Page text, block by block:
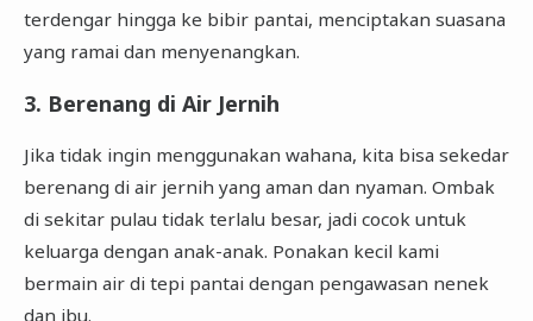
terdengar hingga ke bibir pantai, menciptakan suasana
yang ramai dan menyenangkan.
3. Berenang di Air Jernih
Jika tidak ingin menggunakan wahana, kita bisa sekedar
berenang di air jernih yang aman dan nyaman. Ombak
di sekitar pulau tidak terlalu besar, jadi cocok untuk
keluarga dengan anak-anak. Ponakan kecil kami
bermain air di tepi pantai dengan pengawasan nenek
dan ibu.